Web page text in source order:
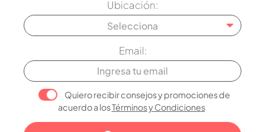
Ubicación:
Selecciona
Email:
Quiero recibir consejos y promociones de
acuerdo a losTérminos y Condiciones